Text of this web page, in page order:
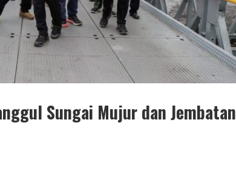
Sungai Mujur dan Jembatan